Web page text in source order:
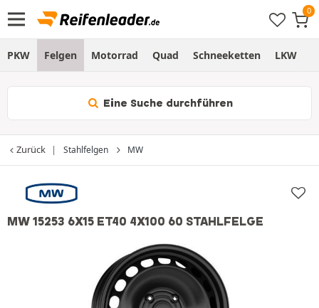
PKW Felgen Motorrad Quad Schneeketten LKW
Eine Suche durchführen
Zurück Stahlfelgen MW
MW 15253 6X15 ET40 4X100 60 STAHLFELGE